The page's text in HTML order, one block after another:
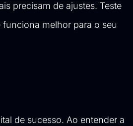
precisam de ajustes. Teste
melhor para o seu
de sucesso. Ao entender a